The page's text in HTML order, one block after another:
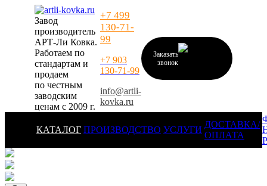
Завод
производитель
АРТ-Ли Ковка.
Работаем по
стандартам и
продаем
по честным
заводским
ценам с 2009 г.
+7 499
130-71-
99
+7 903
130-71-99
info@artli-
kovka.ru
Заказать
звонок
КАТАЛОГ ПРОИЗВОДСТВО УСЛУГИ
ДОСТАВКА/
ОПЛАТА